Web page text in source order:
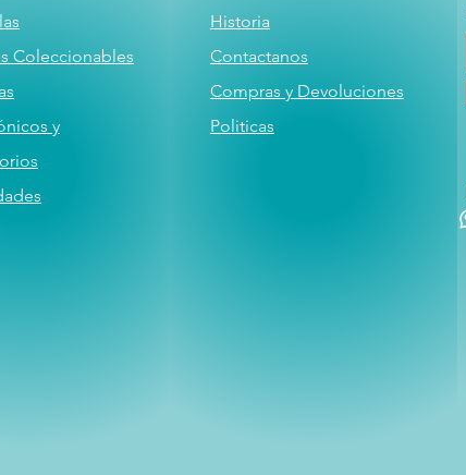
Coleccionables
s
y
Historia
Contactanos
Compras y Devoluciones
Politicas